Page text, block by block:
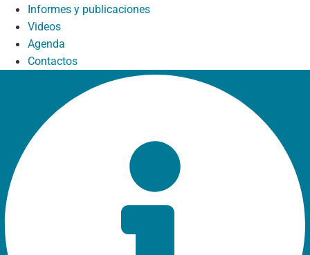
Informes y publicaciones
Videos
Agenda
Contactos